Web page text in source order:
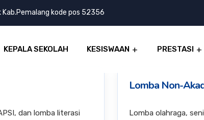
Kab.Pemalang kode pos 52356
KEPALA SEKOLAH KESISWAAN PRESTASI
dan lomba literasi
Lomba Non-
Lomba olahraga,